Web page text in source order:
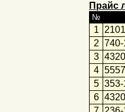
Прайс
№
1
2
3
4
5
6